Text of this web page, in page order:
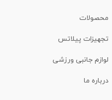
محصولات
تجهیزات پیلاتس
لوازم جانبی ورزشی
درباره ما